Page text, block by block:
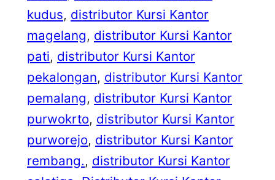
kudus, distributor Kursi Kantor
magelang, distributor Kursi Kantor
pati, distributor Kursi Kantor
pekalongan, distributor Kursi Kantor
pemalang, distributor Kursi Kantor
purwokrto, distributor Kursi Kantor
purworejo, distributor Kursi Kantor
rembang., distributor Kursi Kantor